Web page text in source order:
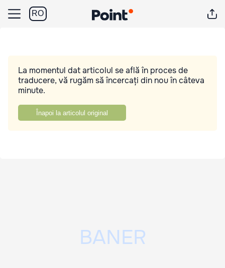
RO
La momentul dat articolul se află în proces de
traducere, vă rugăm să încercați din nou în câteva
minute.
Înapoi la articolul original